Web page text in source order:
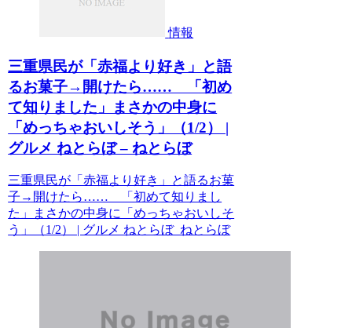
情報
三重県民が「赤福より好き」と語
るお菓子→開けたら…… 「初め
て知りました」まさかの中身に
「めっちゃおいしそう」（1/2） |
グルメ ねとらぼ – ねとらぼ
三重県民が「赤福より好き」と語るお菓
子→開けたら…… 「初めて知りまし
た」まさかの中身に「めっちゃおいしそ
う」（1/2） | グルメ ねとらぼ ねとらぼ